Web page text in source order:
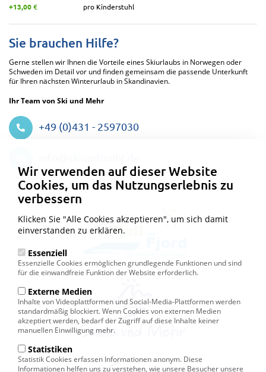
+13,00 €
pro Kinderstuhl
Sie brauchen Hilfe?
Gerne stellen wir Ihnen die Vorteile eines Skiurlaubs in Norwegen oder
Schweden im Detail vor und finden gemeinsam die passende Unterkunft
für Ihren nächsten Winterurlaub in Skandinavien.
Ihr Team von Ski und Mehr
+49 (0)431 - 2597030
Wir verwenden auf dieser Website
Cookies, um das Nutzungserlebnis zu
verbessern
Klicken Sie "Alle Cookies akzeptieren", um sich damit
einverstanden zu erklären.
Essenziell
Essenzielle Cookies ermöglichen grundlegende Funktionen und sind
für die einwandfreie Funktion der Website erforderlich.
Externe Medien
Inhalte von Videoplattformen und Social-Media-Plattformen werden
standardmäßig blockiert. Wenn Cookies von externen Medien
akzeptiert werden, bedarf der Zugriff auf diese Inhalte keiner
manuellen Einwilligung mehr.
Statistiken
Statistik Cookies erfassen Informationen anonym. Diese
Informationen helfen uns zu verstehen, wie unsere Besucher unsere